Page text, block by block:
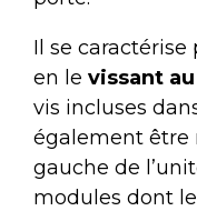
Il se caractérise
en le vissant
vis incluses
également être
gauche de
modules dont